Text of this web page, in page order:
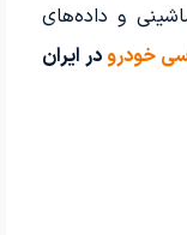
و داده‌های
خودرودر ایران